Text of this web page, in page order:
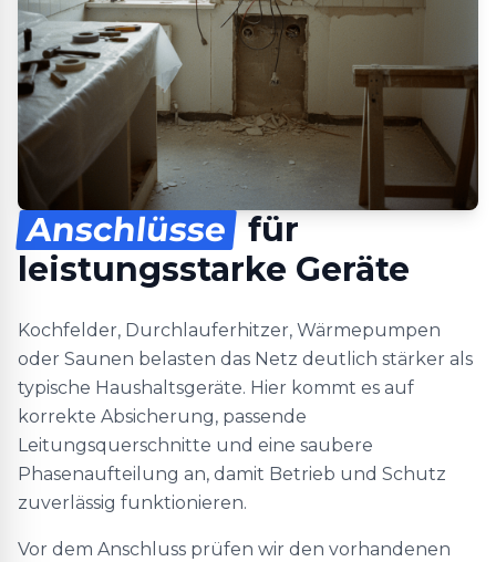
Anschlüsse für
leistungsstarke Geräte
Kochfelder, Durchlauferhitzer, Wärmepumpen
oder Saunen belasten das Netz deutlich stärker als
typische Haushaltsgeräte. Hier kommt es auf
korrekte Absicherung, passende
Leitungsquerschnitte und eine saubere
Phasenaufteilung an, damit Betrieb und Schutz
zuverlässig funktionieren.
Vor dem Anschluss prüfen wir den vorhandenen